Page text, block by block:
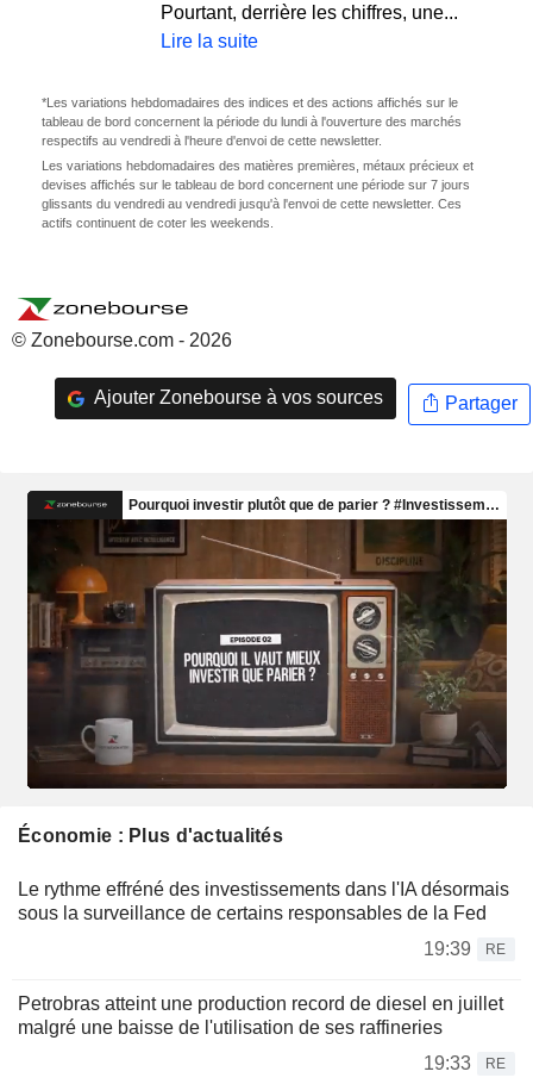
Pourtant, derrière les chiffres, une...
Lire la suite
*Les variations hebdomadaires des indices et des actions affichés sur le
tableau de bord concernent la période du lundi à l'ouverture des marchés
respectifs au vendredi à l'heure d'envoi de cette newsletter.
Les variations hebdomadaires des matières premières, métaux précieux et
devises affichés sur le tableau de bord concernent une période sur 7 jours
glissants du vendredi au vendredi jusqu'à l'envoi de cette newsletter. Ces
actifs continuent de coter les weekends.
© Zonebourse.com - 2026
Ajouter Zonebourse à vos sources Partager
Économie : Plus d'actualités
Le rythme effréné des investissements dans l'IA désormais
sous la surveillance de certains responsables de la Fed
19:39
RE
Petrobras atteint une production record de diesel en juillet
malgré une baisse de l'utilisation de ses raffineries
19:33
RE